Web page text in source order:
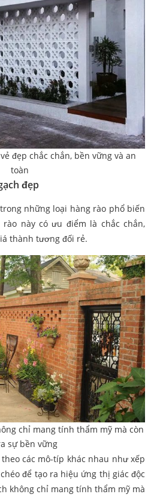
đẹp chắc chắn, bền vững và an
toàn
đẹp
những loại hàng rào phổ biến
này có ưu điểm là chắc chắn,
thành tương đối rẻ.
chỉ mang tính thẩm mỹ mà còn
sự bền vững
các mô-típ khác nhau như xếp
để tạo ra hiệu ứng thị giác độc
không chỉ mang tính thẩm mỹ mà